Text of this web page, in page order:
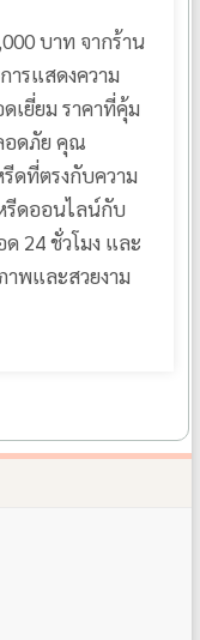
บาท จากร้าน
ารแสดงความ
เยี่ยม ราคาที่คุ้ม
อดภัย คุณ
ดที่ตรงกับความ
รีดออนไลน์กับ
ด 24 ชั่วโมง และ
พและสวยงาม